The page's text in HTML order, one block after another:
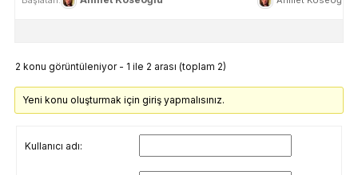
2 konu görüntüleniyor - 1 ile 2 arası (toplam 2)
Yeni konu oluşturmak için giriş yapmalısınız.
Kullanıcı adı: